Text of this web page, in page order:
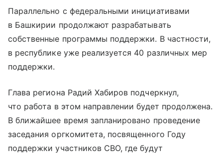
Параллельно с федеральными инициативами
в Башкирии продолжают разрабатывать
собственные программы поддержки. В частности,
в республике уже реализуется 40 различных мер
поддержки.
Глава региона Радий Хабиров подчеркнул,
что работа в этом направлении будет продолжена.
В ближайшее время запланировано проведение
заседания оргкомитета, посвященного Году
поддержки участников СВО, где будут